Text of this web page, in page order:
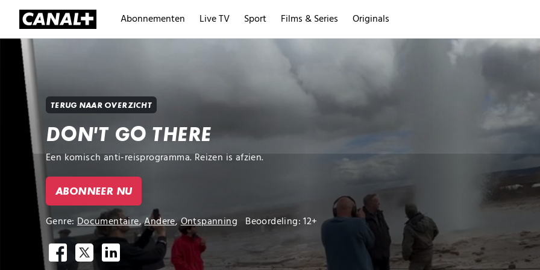
Abonnementen Live TV Sport Films & Series Originals
TERUG NAAR OVERZICHT
DON'T GO THERE
Een komisch anti-reisprogramma. Reizen is afzien.
ABONNEER NU
Genre:Documentaire,Andere,Ontspanning Beoordeling: 12+